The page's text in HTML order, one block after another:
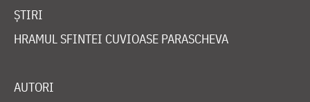
ȘTIRI
HRAMUL SFINTEI CUVIOASE PARASCHEVA
AUTORI